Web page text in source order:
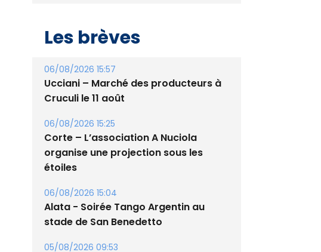
Les brèves
06/08/2026 15:57
Ucciani – Marché des producteurs à
Cruculi le 11 août
06/08/2026 15:25
Corte – L’association A Nuciola
organise une projection sous les
étoiles
06/08/2026 15:04
Alata - Soirée Tango Argentin au
stade de San Benedetto
05/08/2026 09:53